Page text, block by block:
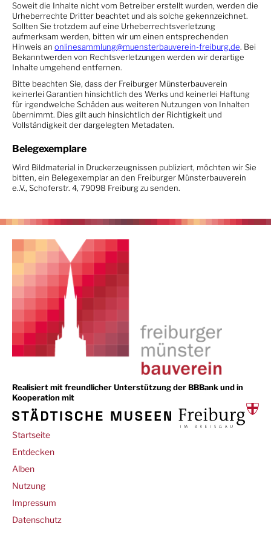
Soweit die Inhalte nicht vom Betreiber erstellt wurden, werden die
Urheberrechte Dritter beachtet und als solche gekennzeichnet.
Sollten Sie trotzdem auf eine Urheberrechtsverletzung
aufmerksam werden, bitten wir um einen entsprechenden
Hinweis an onlinesammlung@muensterbauverein-freiburg.de. Bei
Bekanntwerden von Rechtsverletzungen werden wir derartige
Inhalte umgehend entfernen.
Bitte beachten Sie, dass der Freiburger Münsterbauverein
keinerlei Garantien hinsichtlich des Werks und keinerlei Haftung
für irgendwelche Schäden aus weiteren Nutzungen von Inhalten
übernimmt. Dies gilt auch hinsichtlich der Richtigkeit und
Vollständigkeit der dargelegten Metadaten.
Belegexemplare
Wird Bildmaterial in Druckerzeugnissen publiziert, möchten wir Sie
bitten, ein Belegexemplar an den Freiburger Münsterbauverein
e..V., Schoferstr. 4, 79098 Freiburg zu senden.
Realisiert mit freundlicher Unterstützung der BBBank und in
Kooperation mit
Main
navigation
Startseite
Entdecken
Alben
Footer
Nutzung
Impressum
Datenschutz